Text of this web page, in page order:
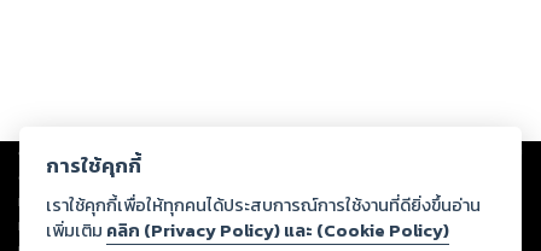
Copyright © 2026
ต่อผลงานหรือเนื้อหาใดที่อัปโหลดผ่านเว็บไซต์และปรากฏว่าละเมิดสิทธิใน
ทรัพย์สินทางปัญญาของบุคคลอื่นหรือขัดต่อกฎหมายและศีลธรรม ดังนั้น ผู้อ่าน
ทุกท่านโปรดใช้วิจารณญาณในการกลั่นกรองด้วยตนเอง และหากท่านพบว่าส่วน
การใช้คุกกี้
เราใช้คุกกี้เพื่อให้ทุกคนได้ประสบการณ์การใช้งานที่ดียิ่งขึ้นอ่าน
เพิ่มเติม คลิก (Privacy Policy) และ (Cookie Policy)